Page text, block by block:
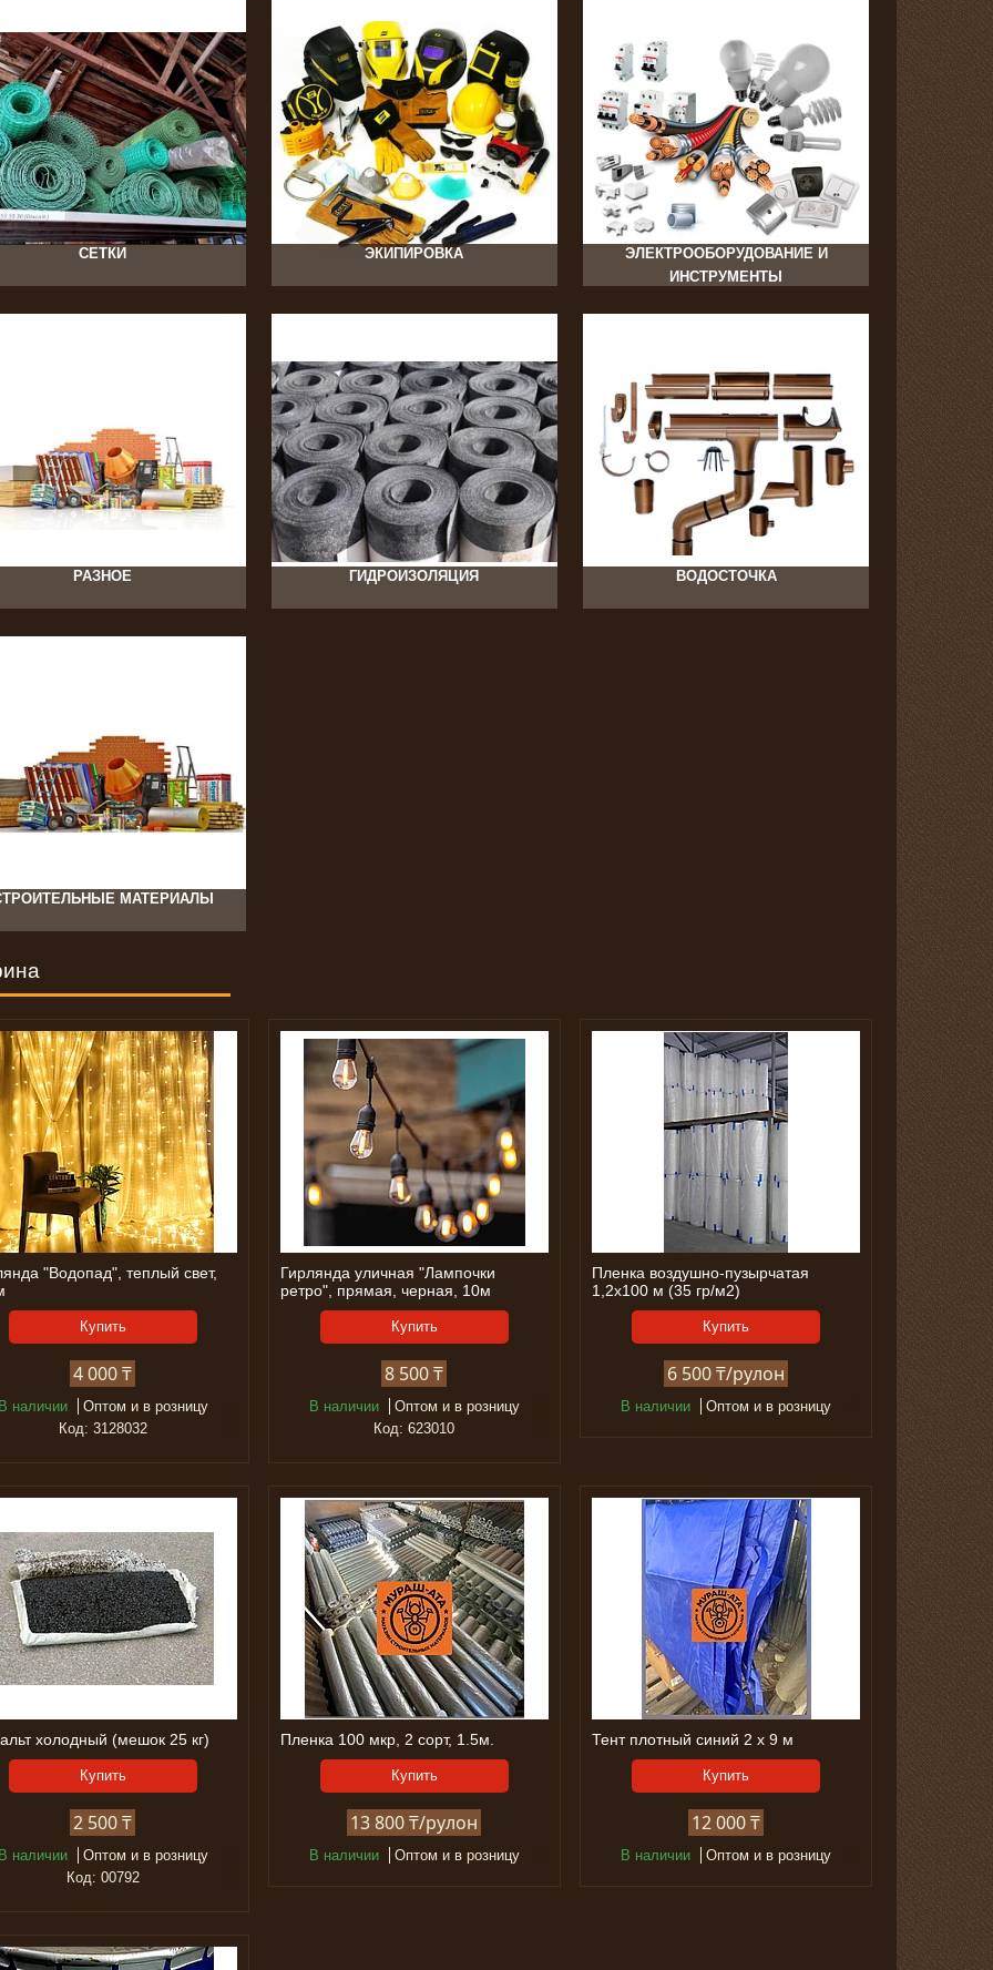
СЕТКИ ЭКИПИРОВКА
ЭЛЕКТРООБОРУДОВАНИЕ И
ИНСТРУМЕНТЫ
РАЗНОЕ
292
ГИДРОИЗОЛЯЦИЯ
36
ВОДОСТОЧКА
30
МАТЕРИАЛЫ
214
"Водопад", теплый свет,
Купить
4 000 ₸
наличии
Оптом и в розницу
3128032
Гирлянда уличная "Лампочки
ретро", прямая, черная, 10м
Купить
8 500 ₸
В наличии
Оптом и в розницу
623010
Пленка воздушно-пузырчатая
1,2х100 м (35 гр/м2)
Купить
6 500 ₸/рулон
В наличии Оптом и в розницу
холодный (мешок 25 кг)
Купить
2 500 ₸
наличии
Оптом и в розницу
00792
Пленка 100 мкр, 2 сорт, 1.5м.
Купить
13 800 ₸/рулон
В наличии Оптом и в розницу
Тент плотный синий 2 х 9 м
Купить
12 000 ₸
В наличии Оптом и в розницу